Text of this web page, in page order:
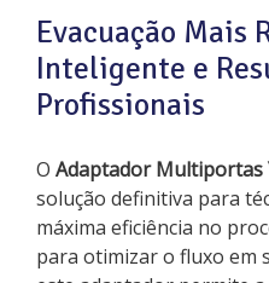
Evacuação Mais
Inteligente e
Profissionais
O Adaptador Multiportas
solução definitiva para
máxima eficiência no
para otimizar o fluxo em